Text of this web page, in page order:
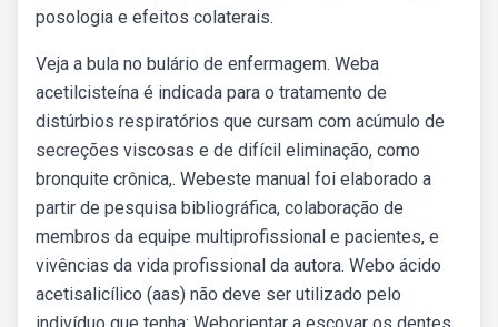
posologia e efeitos colaterais.
Veja a bula no bulário de enfermagem. Weba
acetilcisteína é indicada para o tratamento de
distúrbios respiratórios que cursam com acúmulo de
secreções viscosas e de difícil eliminação, como
bronquite crônica,. Webeste manual foi elaborado a
partir de pesquisa bibliográfica, colaboração de
membros da equipe multiprofissional e pacientes, e
vivências da vida profissional da autora. Webo ácido
acetisalicílico (aas) não deve ser utilizado pelo